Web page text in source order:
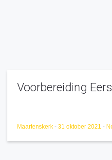
Voorbereiding
Maartenskerk - 31 oktober 2021 -